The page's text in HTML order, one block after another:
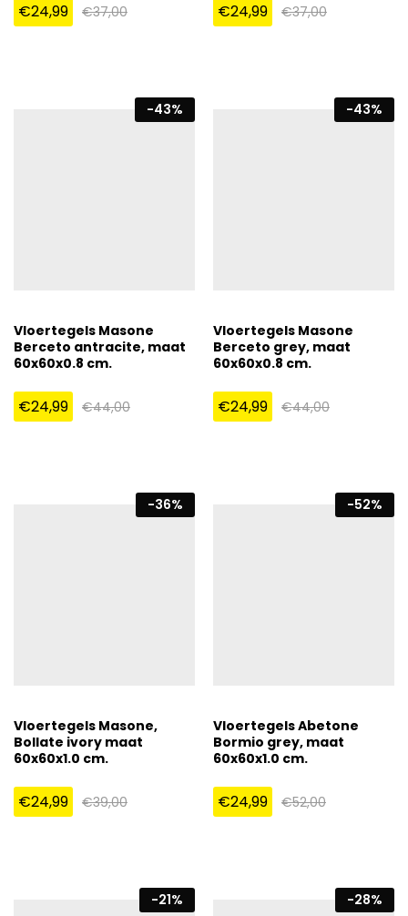
€24,99 €37,00 €24,99 €37,00
-43%
Vloertegels Masone
Berceto antracite, maat
60x60x0.8 cm.
€24,99 €44,00
-43%
Vloertegels Masone
Berceto grey, maat
60x60x0.8 cm.
€24,99 €44,00
-36%
Vloertegels Masone,
Bollate ivory maat
60x60x1.0 cm.
€24,99 €39,00
-52%
Vloertegels Abetone
Bormio grey, maat
60x60x1.0 cm.
€24,99 €52,00
-21% -28%